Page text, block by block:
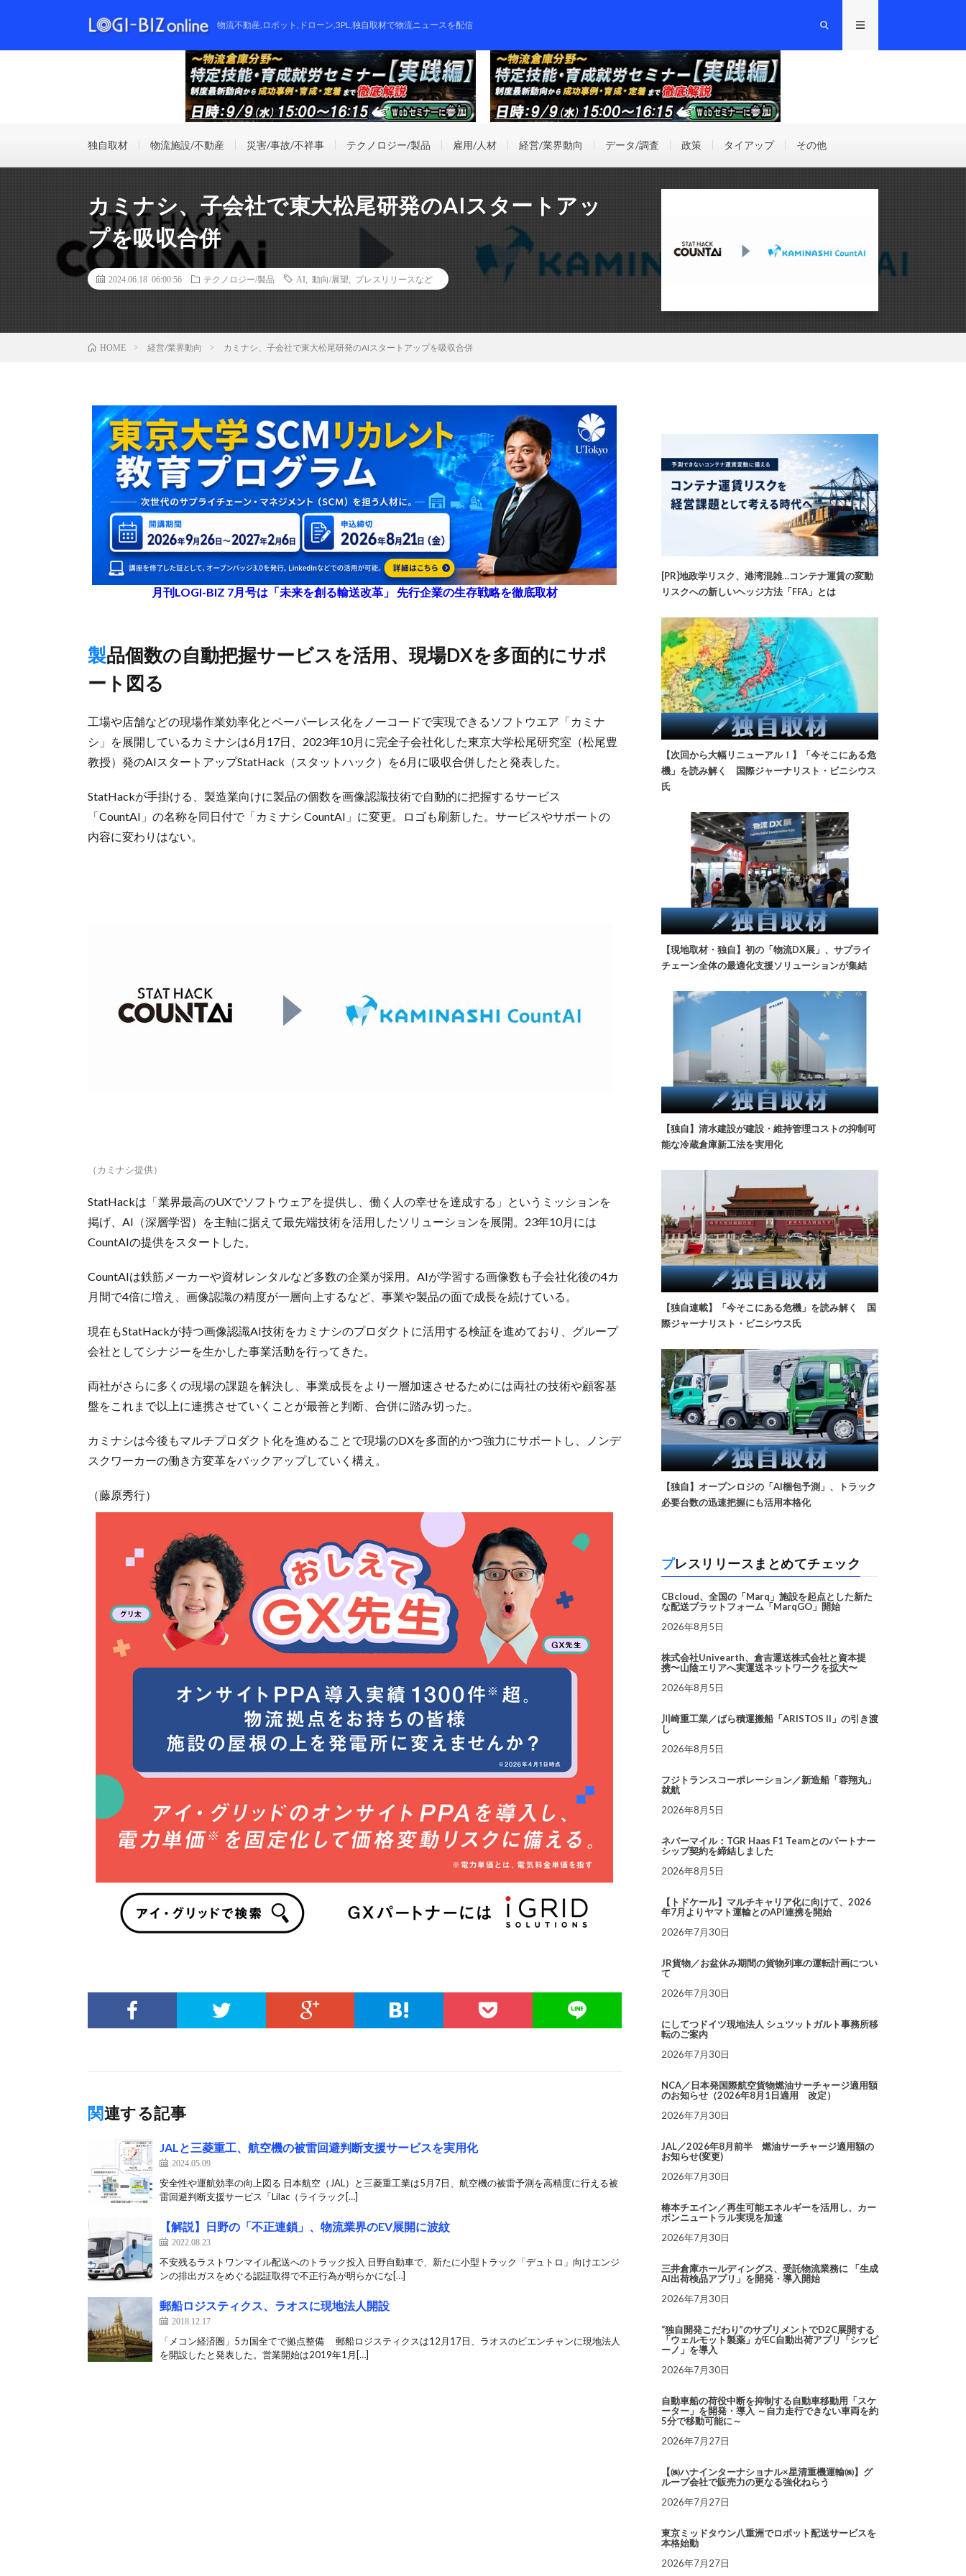
物流不動産,ロボット,ドローン,3PL,独自取材で物流ニュースを配信
独自取材 物流施設/不動産 災害/事故/不祥事 テクノロジー/製品 雇用/人材 経営/業界動向 データ/調査 政策 タイアップ その他
カミナシ、子会社で東大松尾研発のAIスタートアッ
プを吸収合併
2024.06.18 06:00:56 テクノロジー/製品 AI 動向/展望 プレスリリースなど
HOME 経営/業界動向 カミナシ、子会社で東大松尾研発のAIスタートアップを吸収合併
月刊LOGI-BIZ 7月号は「未来を創る輸送改革」 先行企業の生存戦略を徹底取材
製品個数の自動把握サービスを活用、現場DXを多面的にサポ
ート図る
工場や店舗などの現場作業効率化とペーパーレス化をノーコードで実現できるソフトウエア「カミナ
シ」を展開しているカミナシは6月17日、2023年10月に完全子会社化した東京大学松尾研究室（松尾豊
教授）発のAIスタートアップStatHack（スタットハック）を6月に吸収合併したと発表した。
StatHackが手掛ける、製造業向けに製品の個数を画像認識技術で自動的に把握するサービス
「CountAI」の名称を同日付で「カミナシ CountAI」に変更。ロゴも刷新した。サービスやサポートの
内容に変わりはない。
（カミナシ提供）
StatHackは「業界最高のUXでソフトウェアを提供し、働く人の幸せを達成する」というミッションを
掲げ、AI（深層学習）を主軸に据えて最先端技術を活用したソリューションを展開。23年10月には
CountAIの提供をスタートした。
CountAIは鉄筋メーカーや資材レンタルなど多数の企業が採用。AIが学習する画像数も子会社化後の4カ
月間で4倍に増え、画像認識の精度が一層向上するなど、事業や製品の面で成長を続けている。
現在もStatHackが持つ画像認識AI技術をカミナシのプロダクトに活用する検証を進めており、グループ
会社としてシナジーを生かした事業活動を行ってきた。
両社がさらに多くの現場の課題を解決し、事業成長をより一層加速させるためには両社の技術や顧客基
盤をこれまで以上に連携させていくことが最善と判断、合併に踏み切った。
カミナシは今後もマルチプロダクト化を進めることで現場のDXを多面的かつ強力にサポートし、ノンデ
スクワーカーの働き方変革をバックアップしていく構え。
（藤原秀行）
関連する記事
JALと三菱重工、航空機の被雷回避判断支援サービスを実用化
2024.05.09
安全性や運航効率の向上図る 日本航空（JAL）と三菱重工業は5月7日、航空機の被雷予測を高精度に行える被
雷回避判断支援サービス「Lilac（ライラック[…]
【解説】日野の「不正連鎖」、物流業界のEV展開に波紋
2022.08.23
不安残るラストワンマイル配送へのトラック投入 日野自動車で、新たに小型トラック「デュトロ」向けエンジ
ンの排出ガスをめぐる認証取得で不正行為が明らかにな[…]
郵船ロジスティクス、ラオスに現地法人開設
2018.12.17
「メコン経済圏」5カ国全てで拠点整備 郵船ロジスティクスは12月17日、ラオスのビエンチャンに現地法人
を開設したと発表した。営業開始は2019年1月[…]
[PR]地政学リスク、港湾混雑…コンテナ運賃の変動
リスクへの新しいヘッジ方法「FFA」とは
【次回から大幅リニューアル！】「今そこにある危
機」を読み解く 国際ジャーナリスト・ビニシウス
氏
【現地取材・独自】初の「物流DX展」、サプライ
チェーン全体の最適化支援ソリューションが集結
【独自】清水建設が建設・維持管理コストの抑制可
能な冷蔵倉庫新工法を実用化
【独自連載】「今そこにある危機」を読み解く 国
際ジャーナリスト・ビニシウス氏
【独自】オープンロジの「AI梱包予測」、トラック
必要台数の迅速把握にも活用本格化
プレスリリースまとめてチェック
CBcloud、全国の「Marq」施設を起点とした新た
な配送プラットフォーム「MarqGO」開始
2026年8月5日
株式会社Univearth、倉吉運送株式会社と資本提
携〜山陰エリアへ実運送ネットワークを拡大〜
2026年8月5日
川崎重工業／ばら積運搬船「ARISTOS II」の引き渡
し
2026年8月5日
フジトランスコーポレーション／新造船「蓉翔丸」
就航
2026年8月5日
ネバーマイル：TGR Haas F1 Teamとのパートナー
シップ契約を締結しました
2026年8月5日
【トドケール】マルチキャリア化に向けて、2026
年7月よりヤマト運輸とのAPI連携を開始
2026年7月30日
JR貨物／お盆休み期間の貨物列車の運転計画につい
て
2026年7月30日
にしてつドイツ現地法人 シュツットガルト事務所移
転のご案内
2026年7月30日
NCA／日本発国際航空貨物燃油サーチャージ適用額
のお知らせ（2026年8月1日適用 改定）
2026年7月30日
JAL／2026年8月前半 燃油サーチャージ適用額の
お知らせ(変更)
2026年7月30日
椿本チエイン／再生可能エネルギーを活用し、カー
ボンニュートラル実現を加速
2026年7月30日
三井倉庫ホールディングス、受託物流業務に 「生成
AI出荷検品アプリ」を開発・導入開始
2026年7月30日
“独自開発こだわり”のサプリメントでD2C展開する
「ウェルモット製薬」がEC自動出荷アプリ「シッピ
ーノ」を導入
2026年7月30日
自動車船の荷役中断を抑制する自動車移動用「スケ
ーター」を開発・導入 ～自力走行できない車両を約
5分で移動可能に～
2026年7月27日
【㈱ハナインターナショナル×星清重機運輸㈱】グ
ループ会社で販売力の更なる強化ねらう
2026年7月27日
東京ミッドタウン八重洲でロボット配送サービスを
本格始動
2026年7月27日